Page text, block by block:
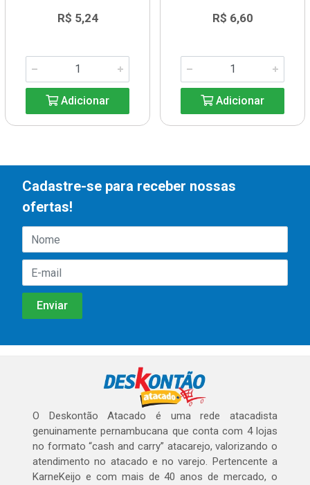
R$ 5,24
Adicionar
R$ 6,60
Adicionar
Cadastre-se para receber nossas
ofertas!
O Deskontão Atacado é uma rede atacadista
genuinamente pernambucana que conta com 4 lojas
no formato “cash and carry” atacarejo, valorizando o
atendimento no atacado e no varejo. Pertencente a
KarneKeijo e com mais de 40 anos de mercado, o